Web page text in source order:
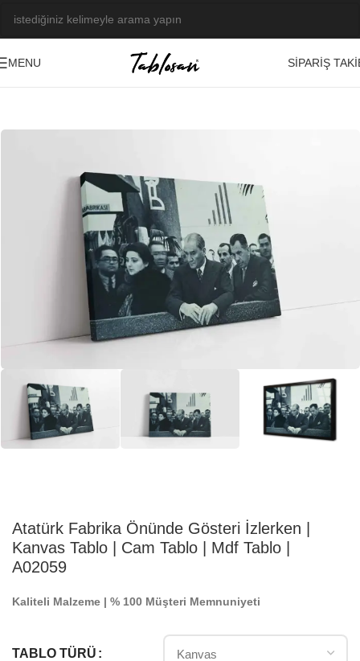
MENU
SIPARIŞ
Atatürk Fabrika Önünde Gösteri İzlerken |
Kanvas Tablo | Cam Tablo | Mdf Tablo |
A02059
Kaliteli Malzeme | % 100 Müşteri Memnuniyeti
TABLO TÜRÜ